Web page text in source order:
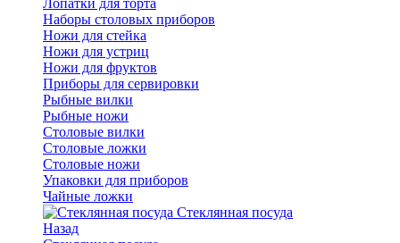
Наборы столовых приборов
Ножи для стейка
Ножи для устриц
Ножи для фруктов
Приборы для сервировки
Рыбные вилки
Рыбные ножи
Столовые вилки
Столовые ложки
Столовые ножи
Упаковки для приборов
Чайные ложки
Стеклянная посуда
Назад